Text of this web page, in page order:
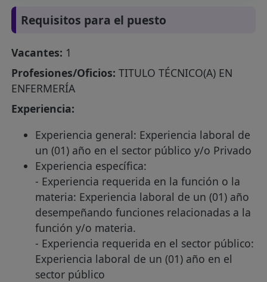
Requisitos para el puesto
Vacantes: 1
Profesiones/Oficios: TITULO TÉCNICO(A) EN
ENFERMERÍA
Experiencia:
Experiencia general: Experiencia laboral de
un (01) año en el sector público y/o Privado
Experiencia específica:
- Experiencia requerida en la función o la
materia: Experiencia laboral de un (01) año
desempeñando funciones relacionadas a la
función y/o materia.
- Experiencia requerida en el sector público:
Experiencia laboral de un (01) año en el
sector público